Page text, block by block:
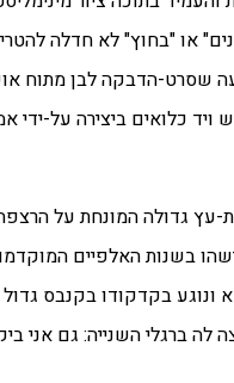
שסרט-הדבקה לבן מתוח
כלואים ביצירה על-ידי
גדולה המונחת על
בשנות האלפיים
בקדקודו בקנבס
ברגלי השנייה: גם אני